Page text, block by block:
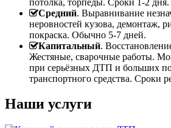
Средний. Выравнивание
неровностей кузова, демонтаж,
покраска. Обычно 5-7 дней.
Капитальный.
Жестяные, сварочные работы.
при серьёзных ДТП и больших
транспортного средства. Сроки
Наши услуги